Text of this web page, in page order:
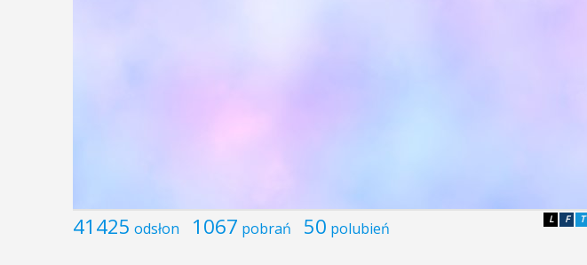
41425 odsłon 1067 pobrań 50 polubień T
F
L